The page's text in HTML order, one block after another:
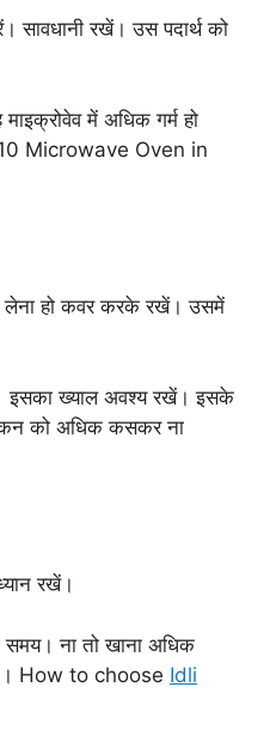
सावधानी रखें। उस पदार्थ को
में अधिक गर्म हो
Microwave Oven in
लेना हो कवर करके रखें। उसमें
इसका ख्याल अवश्य रखें। इसके
को अधिक कसकर ना
रखें।
ना तो खाना अधिक
How to choose Idli